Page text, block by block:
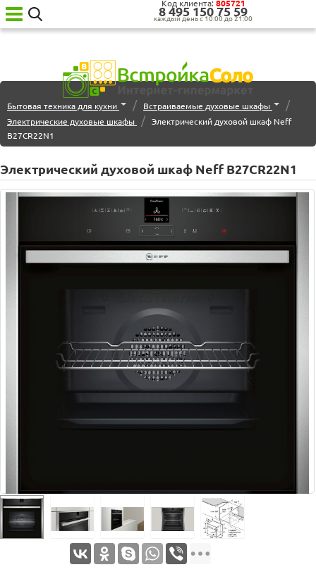
8‍ 4‍9‍5‍ 1‍5‍0‍ 7‍5‍ 5‍9‍
каждый день с 10:00 до 21:00
Код клиента: 805721
Ваш
товаров
Бытовая
техника
для
Бытовая
техника
Садовая
техника
Бытовая техника для кухни / Встраиваемые духовые шкафы /
Электрические духовые шкафы /
Электрический духовой шкаф Neff
B27CR22N1
Электрический духовой шкаф Neff B27CR22N1